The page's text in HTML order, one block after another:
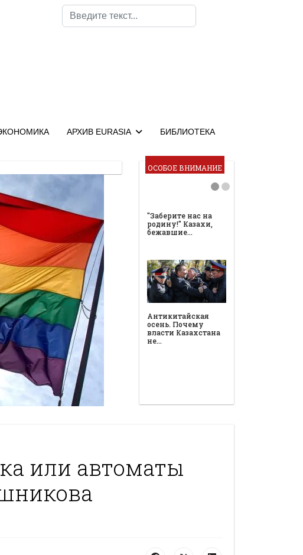
Поиск
АРХИВ EURASIA БИБЛИОТЕКА
ОСОБОЕ ВНИМАНИЕ
"Заберите нас на
родину!" Казахи,
бежавшие…
Антикитайская
осень. Почему
власти Казахстана
не…
или автоматы